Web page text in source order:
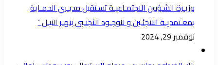
وزيـرة الشـؤون الاجتمـاعيـة تسـتقبل مديـري الحمـاية
بمعـتمديـة اللاجئـين و للوجـود الأجنـبي بنهـر النيـل ‘
نوفمبر 29, 2024